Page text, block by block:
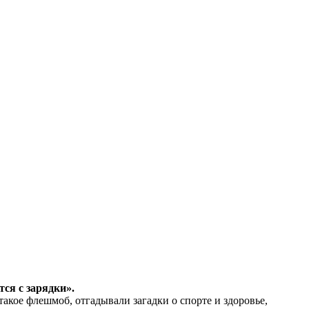
с зарядки».
флешмоб, отгадывали загадки о спорте и здоровье,